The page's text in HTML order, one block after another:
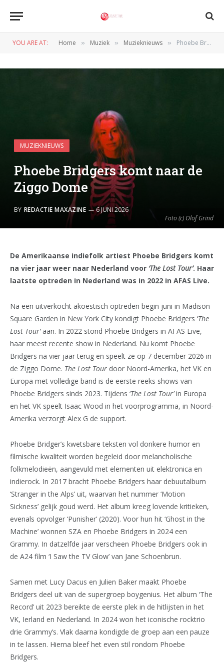
YOU ARE AT: Home » Muziek » Muzieknieuws » Phoebe Bridgers komt naar de Ziggo Dome
Foto (c) Olof Grind
MUZIEKNIEUWS
Phoebe Bridgers komt naar de
Ziggo Dome
BY REDACTIE MAXAZINE 6 JUNI 2026
De Amerikaanse indiefolk artiest Phoebe Bridgers komt
na vier jaar weer naar Nederland voor ‘The Lost Tour’. Haar
laatste optreden in Nederland was in 2022 in AFAS Live.
Na een uitverkocht akoestisch optreden begin juni in Madison
Square Garden in New York City kondigt Phoebe Bridgers ‘The
Lost Tour’aan. In 2022 stond Phoebe Bridgers in AFAS Live,
haar meest recente show in Nederland. Nu komt Phoebe
Bridgers na vier jaar terug en speelt ze op 7 december 2026 in
de Ziggo Dome. The Lost Tour door Noord-Amerika, het VK en
Europa met volledige band is de eerste reeks shows van
Phoebe Bridgers sinds 2023. Tijdens ‘The Lost Tour’in Europa
en het VK speelt Isaac Wood in het voorprogramma, in Noord-
Amerika verzorgt Alex G de support.
Phoebe Bridger’s kwetsbare teksten vol donkere humor en
filmische kwaliteit worden begeleid door melancholische
folkmelodieën, aangevuld met elementen uit elektronica en
indierock. In 2017 bracht Phoebe Bridgers haar debuutalbum
‘Stranger in the Alps’ uit, waarvan het nummer ‘Motion
Sickness’ gelijk goud werd. Het album kreeg lovende kritieken,
evenals opvolger ‘Punisher’ (2020). Voor hun hit ‘Ghost in the
Machine’ wonnen SZA en Phoebe Bridgers in 2024 een
Grammy. In datzelfde jaar verscheen Phoebe Bridgers ook in
de A24 film ‘I Saw the TV Glow’ van Jane Schoenbrun.
Samen met Lucy Dacus en Julien Baker maakt Phoebe
Bridgers deel uit van de supergroep boygenius. Het album ‘The
Record’ uit 2023 bereikte de eerste plek in de hitlijsten in het
VK, Ierland en Nederland. In 2024 won het iconische rocktrio
drie Grammy’s. Vlak daarna kondigde de groep aan een pauze
in te lassen. Hierna bleef het even stil rondom Phoebe
Bridgers.